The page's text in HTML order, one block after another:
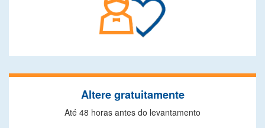
Altere gratuitamente
Até 48 horas antes do levantamento